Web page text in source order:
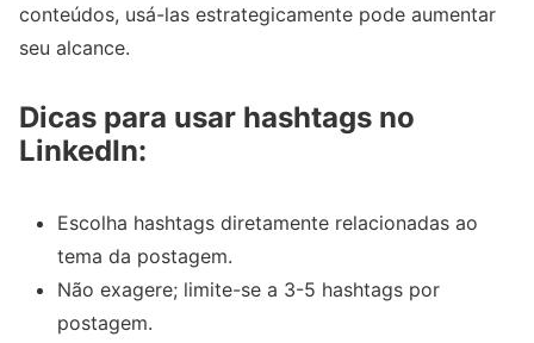
conteúdos, usá-las estrategicamente pode aumentar
seu alcance.
Dicas para usar hashtags no
LinkedIn:
Escolha hashtags diretamente relacionadas ao
tema da postagem.
Não exagere; limite-se a 3-5 hashtags por
postagem.